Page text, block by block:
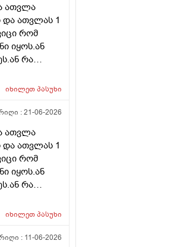
ათვლა
და ათვლას 1
რომ
იყოს.ან
რა
პასუხიც
და
იხილეთპასუხი
:21-06-2026
ათვლა
და ათვლას 1
რომ
იყოს.ან
რა
იხილეთპასუხი
: 11-06-2026